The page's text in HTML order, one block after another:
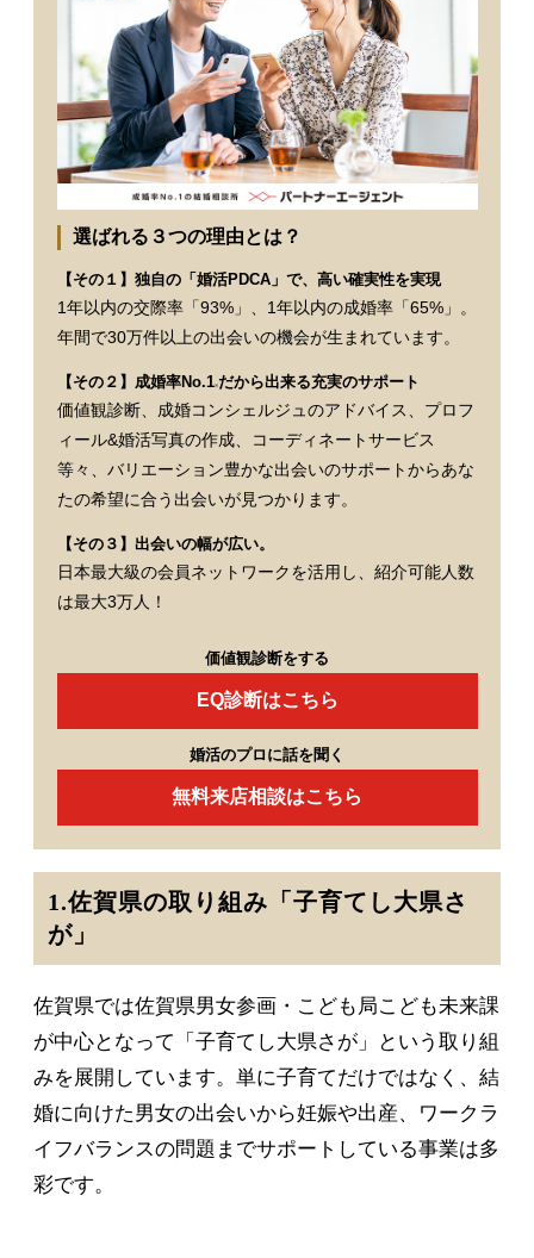
選ばれる３つの理由とは？
【その１】独自の「婚活PDCA」で、高い確実性を実現
1年以内の交際率「93%」、1年以内の成婚率「65%」。
年間で30万件以上の出会いの機会が生まれています。
【その２】成婚率No.1※だから出来る充実のサポート
価値観診断、成婚コンシェルジュのアドバイス、プロフ
ィール&婚活写真の作成、コーディネートサービス
等々、バリエーション豊かな出会いのサポートからあな
たの希望に合う出会いが見つかります。
【その３】出会いの幅が広い。
日本最大級の会員ネットワークを活用し、紹介可能人数
は最大3万人！
価値観診断をする
EQ診断はこちら
婚活のプロに話を聞く
無料来店相談はこちら
1.佐賀県の取り組み「子育てし大県さ
が」
佐賀県では佐賀県男女参画・こども局こども未来課
が中心となって「子育てし大県さが」という取り組
みを展開しています。単に子育てだけではなく、結
婚に向けた男女の出会いから妊娠や出産、ワークラ
イフバランスの問題までサポートしている事業は多
彩です。